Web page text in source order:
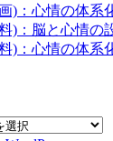
)：心情の体
)：脳と心情の
)：心情の体系